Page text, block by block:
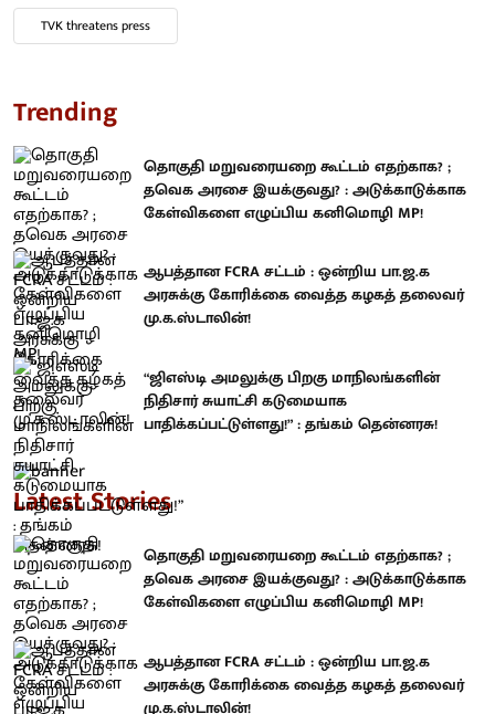
TVK threatens press
Trending
தொகுதி மறுவரையறை கூட்டம் எதற்காக? ;
தவெக அரசை இயக்குவது? : அடுக்காடுக்காக
கேள்விகளை எழுப்பிய கனிமொழி MP!
ஆபத்தான FCRA சட்டம் : ஒன்றிய பா.ஜ.க
அரசுக்கு கோரிக்கை வைத்த கழகத் தலைவர்
மு.க.ஸ்டாலின்!
“ஜிஎஸ்டி அமலுக்கு பிறகு மாநிலங்களின்
நிதிசார் சுயாட்சி கடுமையாக
பாதிக்கப்பட்டுள்ளது!” : தங்கம் தென்னரசு!
Latest Stories
தொகுதி மறுவரையறை கூட்டம் எதற்காக? ;
தவெக அரசை இயக்குவது? : அடுக்காடுக்காக
கேள்விகளை எழுப்பிய கனிமொழி MP!
ஆபத்தான FCRA சட்டம் : ஒன்றிய பா.ஜ.க
அரசுக்கு கோரிக்கை வைத்த கழகத் தலைவர்
மு.க.ஸ்டாலின்!